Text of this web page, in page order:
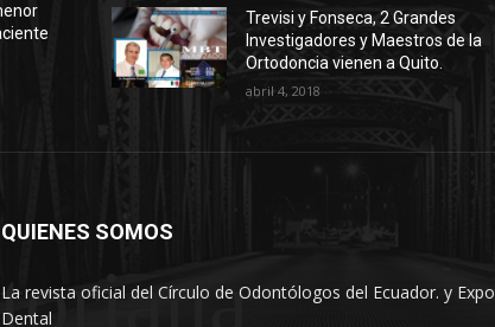
Trevisi y Fonseca, 2 Grandes
Investigadores y Maestros de la
Ortodoncia vienen a Quito.
abril 4, 2018
QUIENES SOMOS
La revista oficial del Círculo de Odontólogos del Ecuador. y Expo
Dental